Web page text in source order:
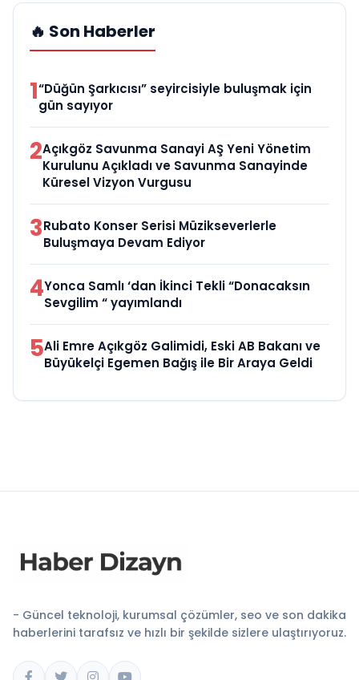
🔥 Son Haberler
1“Düğün Şarkıcısı” seyircisiyle buluşmak için
gün sayıyor
2Açıkgöz Savunma Sanayi AŞ Yeni Yönetim
Kurulunu Açıkladı ve Savunma Sanayinde
Küresel Vizyon Vurgusu
3Rubato Konser Serisi Müzikseverlerle
Buluşmaya Devam Ediyor
4Yonca Samlı ‘dan İkinci Tekli “Donacaksın
Sevgilim “ yayımlandı
5Ali Emre Açıkgöz Galimidi, Eski AB Bakanı ve
Büyükelçi Egemen Bağış ile Bir Araya Geldi
- Güncel teknoloji, kurumsal çözümler, seo ve son dakika
haberlerini tarafsız ve hızlı bir şekilde sizlere ulaştırıyoruz.